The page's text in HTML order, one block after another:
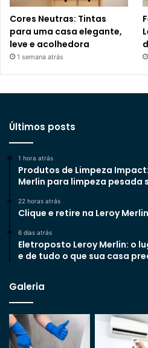
Cores Neutras: Tintas
para uma casa elegante,
leve e acolhedora
1 semana atrás
Últimos posts
1 hora atrás
Produtos de Limpeza
Merlin para limpeza pesada
22 horas atrás
Clique e retire na Leroy
6 dias atrás
Eletroposto Leroy Merlin: o
e de tudo o que sua casa
Galeria